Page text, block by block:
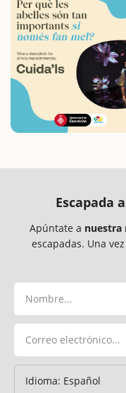
Escapada
Apúntate a nuestra
escapadas. Una